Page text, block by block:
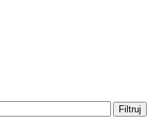
Filtruj